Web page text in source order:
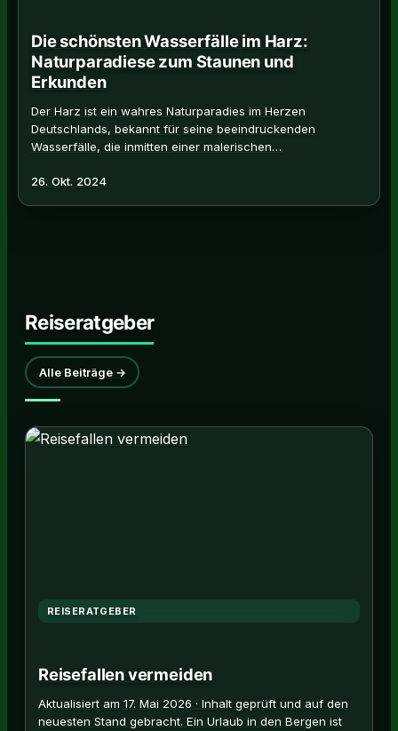
Die schönsten Wasserfälle im Harz:
Naturparadiese zum Staunen und
Erkunden
Der Harz ist ein wahres Naturparadies im Herzen
Deutschlands, bekannt für seine beeindruckenden
Wasserfälle, die inmitten einer malerischen…
26. Okt. 2024
Reiseratgeber
Alle Beiträge →
REISERATGEBER
Reisefallen vermeiden
Aktualisiert am 17. Mai 2026 · Inhalt geprüft und auf den
neuesten Stand gebracht. Ein Urlaub in den Bergen ist